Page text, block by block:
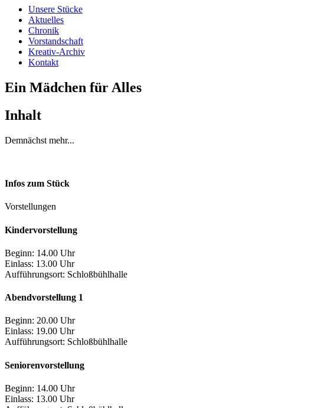
Unsere Stücke
Aktuelles
Chronik
Vorstandschaft
Kreativ-Archiv
Kontakt
Ein Mädchen für Alles
Inhalt
Demnächst mehr...
Infos zum Stück
Vorstellungen
Kindervorstellung
Beginn: 14.00 Uhr
Einlass: 13.00 Uhr
Aufführungsort: Schloßbühlhalle
Abendvorstellung 1
Beginn: 20.00 Uhr
Einlass: 19.00 Uhr
Aufführungsort: Schloßbühlhalle
Seniorenvorstellung
Beginn: 14.00 Uhr
Einlass: 13.00 Uhr